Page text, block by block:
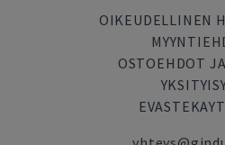
OIKEUDELLINEN
OSTOEHDOT